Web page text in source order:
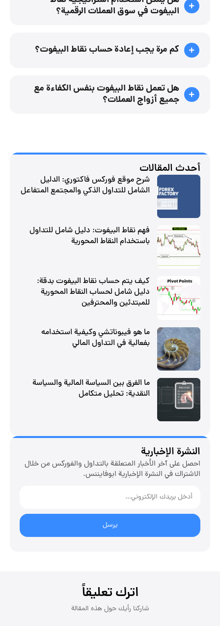
البيفوت في سوق العملات الرقمية؟
كم مرة يجب إعادة حساب نقاط البيفوت؟
هل تعمل نقاط البيفوت بنفس الكفاءة مع
جميع أزواج العملات؟
أحدث المقالات
شرح موقع فوركس فاكتوري: الدليل
الشامل للتداول الذكي والمجتمع المتفاعل
فهم نقاط البيفوت: دليل شامل للتداول
باستخدام النقاط المحورية
كيف يتم حساب نقاط البيفوت بدقة:
دليل شامل لحساب النقاط المحورية
للمبتدئين والمحترفين
ما هو فيبوناتشي وكيفية استخدامه
بفعالية في التداول المالي
ما الفرق بين السياسة المالية والسياسة
النقدية: تحليل متكامل
النشرة الإخبارية
احصل على آخر الأخبار المتعلقة بالتداول والفوركس من خلال
الاشتراك في النشرة الإخبارية ابوفایننس.
يرسل
اترك تعليقاً